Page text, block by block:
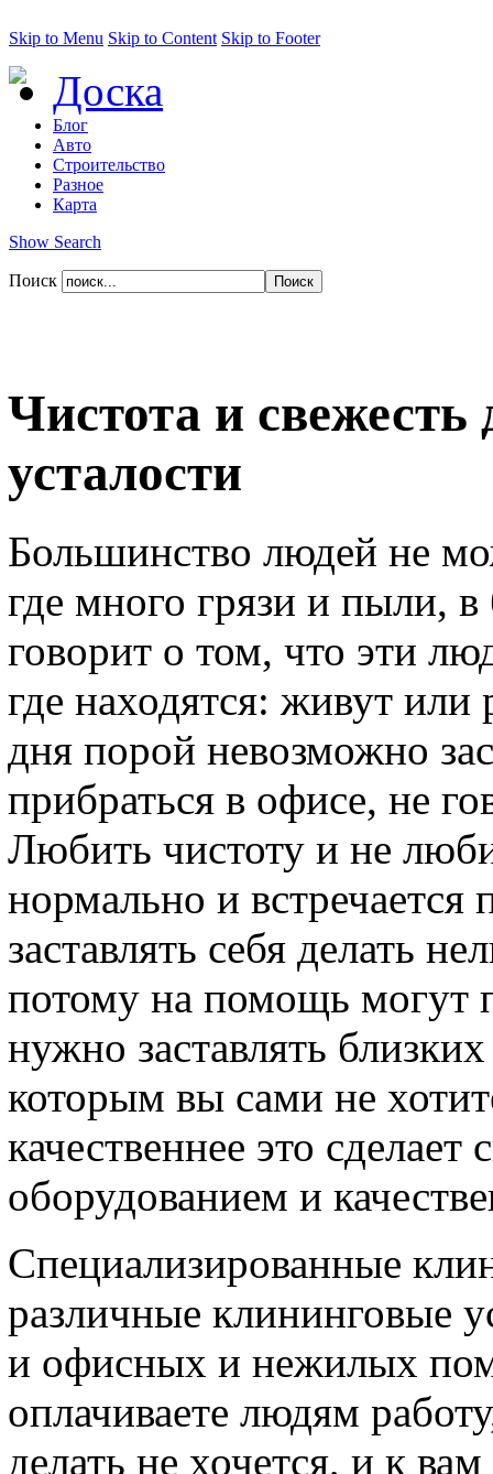
Skip to Menu Skip to Content Skip to Footer
Доска
Блог
Авто
Строительство
Разное
Карта
Show Search
Поиск
Чистота и свежесть
усталости
Большинство людей не
где много грязи и пыли,
говорит о том, что эти
где находятся: живут или
дня порой невозможно
прибраться в офисе, не
Любить чистоту и не
нормально и
заставлять себя делать
потому на помощь могут
нужно заставлять
которым вы сами не
качественнее это
оборудованием и
Специализированные
различные клининговые
и офисных и нежилых
оплачиваете людям
делать не хочется, и к